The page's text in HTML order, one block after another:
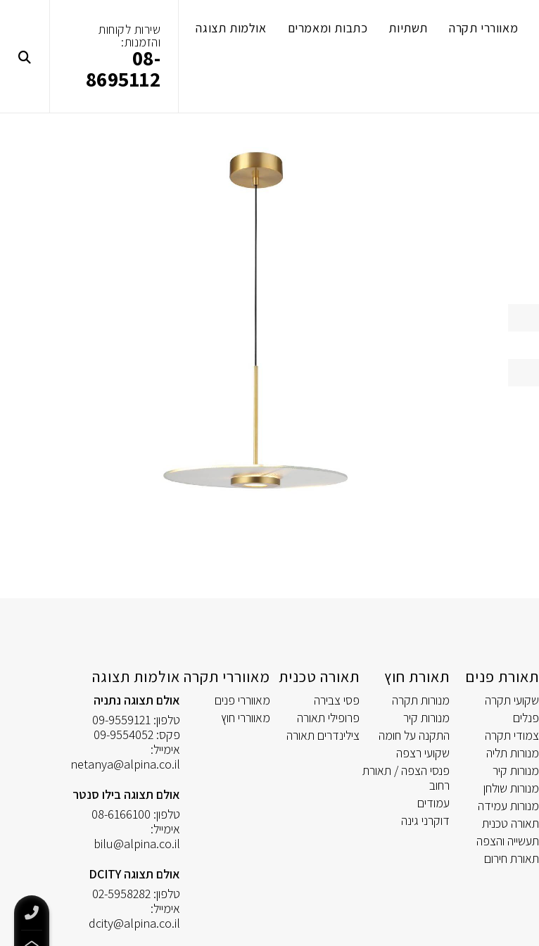
מאווררי תקרה תשתיות כתבות ומאמרים אולמות תצוגה שירות לקוחות
והזמנות:
08-
8695112
תאורת פנים
שקועי תקרה
פנלים
צמודי תקרה
מנורות תליה
מנורות קיר
מנורות שולחן
מנורות עמידה
תאורה טכנית
תעשייה והצפה
תאורת חירום
תאורת חוץ
מנורות תקרה
מנורות קיר
התקנה על חומה
שקועי רצפה
פנסי הצפה / תאורת
רחוב
עמודים
דוקרני גינה
תאורה טכנית
פסי צבירה
פרופילי תאורה
צילינדרים תאורה
מאווררי תקרה
מאווררי פנים
מאווררי חוץ
אולמות תצוגה
אולם תצוגה נתניה
טלפון: 09-9559121
פקס: 09-9554052
אימייל:
netanya@alpina.co.il
אולם תצוגה בילו סנטר
טלפון: 08-6166100
אימייל:
bilu@alpina.co.il
אולם תצוגה DCITY
טלפון: 02-5958282
אימייל:
dcity@alpina.co.il